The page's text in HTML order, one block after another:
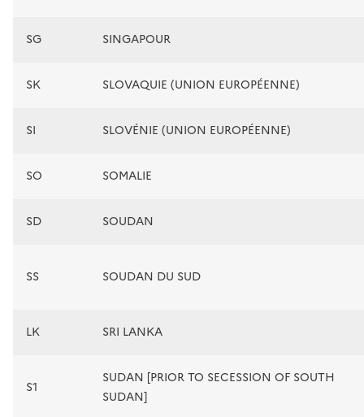
SG SINGAPOUR
SK SLOVAQUIE (UNION EUROPÉENNE)
SI SLOVÉNIE (UNION EUROPÉENNE)
SO SOMALIE
SD SOUDAN
SS SOUDAN DU SUD
LK SRI LANKA
S1
SUDAN [PRIOR TO SECESSION OF SOUTH
SUDAN]